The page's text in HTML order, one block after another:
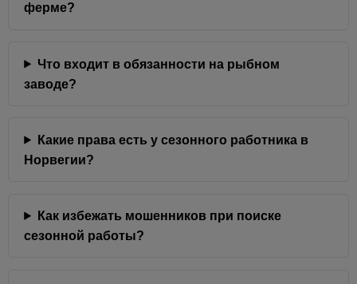
ферме?
Что входит в обязанности на рыбном
заводе?
Какие права есть у сезонного работника в
Норвегии?
Как избежать мошенников при поиске
сезонной работы?